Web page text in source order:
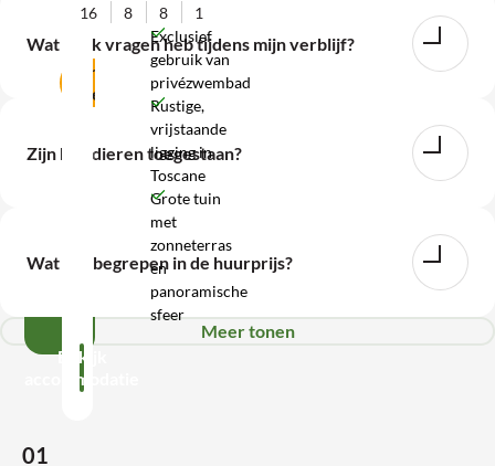
Wat als ik vragen heb tijdens mijn verblijf?
Zijn huisdieren toegestaan?
Wat is inbegrepen in de huurprijs?
Meer tonen
op!
Contact
opnemen
WhatsApp
16
8 8
1
Exclusief
gebruik van
privézwembad
Rustige,
vrijstaande
ligging in
Toscane
Grote tuin
met
zonneterras
en
panoramische
sfeer
Bekijk
accommodatie
01